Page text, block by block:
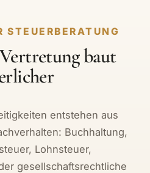
baut
entstehen aus
Buchhaltung,
Lohnsteuer,
gesellschaftsrechtliche